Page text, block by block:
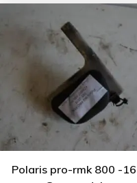
Polaris pro-rmk 800 -16